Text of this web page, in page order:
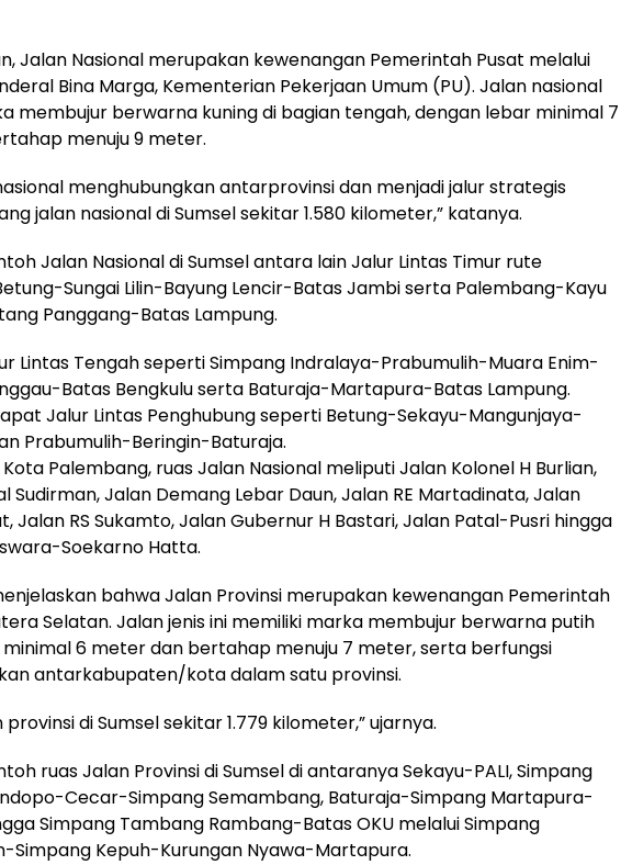
Jalan Nasional merupakan kewenangan Pemerintah Pusat melalui
Bina Marga, Kementerian Pekerjaan Umum (PU). Jalan nasional
membujur berwarna kuning di bagian tengah, dengan lebar minimal 7
menuju 9 meter.
menghubungkan antarprovinsi dan menjadi jalur strategis
jalan nasional di Sumsel sekitar 1.580 kilometer,” katanya.
Jalan Nasional di Sumsel antara lain Jalur Lintas Timur rute
Sungai Lilin-Bayung Lencir-Batas Jambi serta Palembang-Kayu
Panggang-Batas Lampung.
Lintas Tengah seperti Simpang Indralaya-Prabumulih-Muara Enim-
Batas Bengkulu serta Baturaja-Martapura-Batas Lampung.
Jalur Lintas Penghubung seperti Betung-Sekayu-Mangunjaya-
Prabumulih-Beringin-Baturaja.
Palembang, ruas Jalan Nasional meliputi Jalan Kolonel H Burlian,
Sudirman, Jalan Demang Lebar Daun, Jalan RE Martadinata, Jalan
Jalan RS Sukamto, Jalan Gubernur H Bastari, Jalan Patal-Pusri hingga
Soekarno Hatta.
bahwa Jalan Provinsi merupakan kewenangan Pemerintah
Selatan. Jalan jenis ini memiliki marka membujur berwarna putih
6 meter dan bertahap menuju 7 meter, serta berfungsi
antarkabupaten/kota dalam satu provinsi.
provinsi di Sumsel sekitar 1.779 kilometer,” ujarnya.
ruas Jalan Provinsi di Sumsel di antaranya Sekayu-PALI, Simpang
Cecar-Simpang Semambang, Baturaja-Simpang Martapura-
Simpang Tambang Rambang-Batas OKU melalui Simpang
Simpang Kepuh-Kurungan Nyawa-Martapura.